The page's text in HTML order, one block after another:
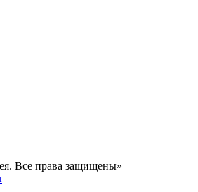
Все права защищены»